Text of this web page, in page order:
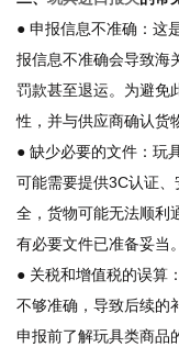
● 申报信息不准确：这
报信息不准确会导致海
罚款甚至退运。为避免
性，并与供应商确认货
● 缺少必要的文件：玩
可能需要提供3C认证
全，货物可能无法顺利
有必要文件已准备妥当。
● 关税和增值税的误算
不够准确，导致后续的
申报前了解玩具类商品